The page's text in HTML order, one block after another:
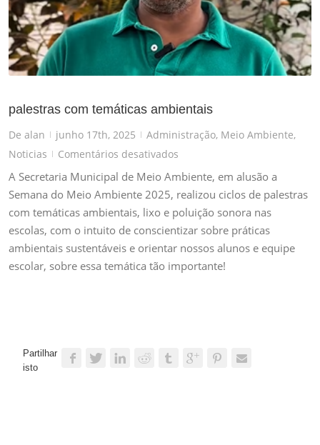
palestras com temáticas ambientais
De alan | junho 17th, 2025 | Administração, Meio Ambiente,
Noticias
| Comentários desativados
palestras
com
temáticas
ambientais
A Secretaria Municipal de Meio Ambiente, em alusão a
Semana do Meio Ambiente 2025, realizou ciclos de palestras
com temáticas ambientais, lixo e poluição sonora nas
escolas, com o intuito de conscientizar sobre práticas
ambientais sustentáveis e orientar nossos alunos e equipe
escolar, sobre essa temática tão importante!
Partilhar
isto